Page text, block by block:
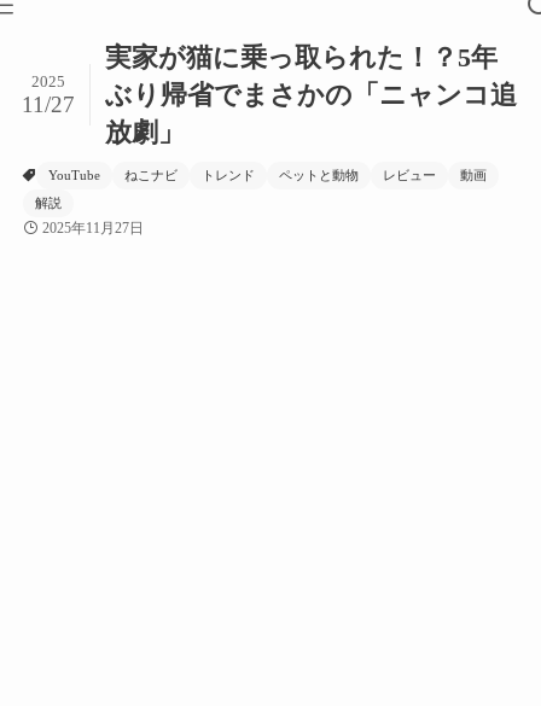
実家が猫に乗っ取られた！？5年
ぶり帰省でまさかの「ニャンコ追
放劇」
2025
11/27
YouTube ねこナビ トレンド ペットと動物 レビュー
動画
解説
2025年11月27日